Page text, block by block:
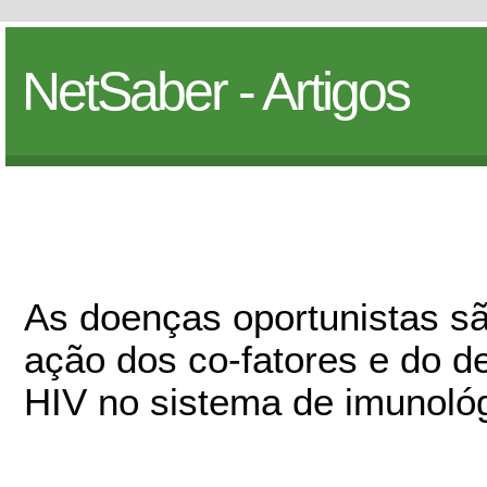
NetSaber - Artigos
As doenças oportunistas
ação dos co-fatores e do
HIV no sistema de